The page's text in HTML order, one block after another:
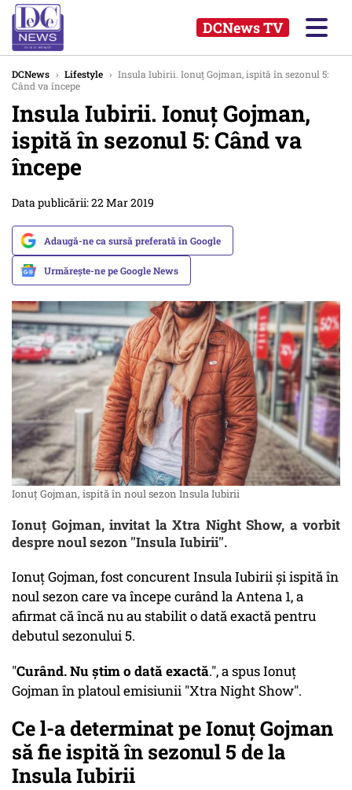
DCNews TV
DCNews › Lifestyle › Insula Iubirii. Ionuț Gojman, ispită în sezonul 5:
Când va începe
Insula Iubirii. Ionuț Gojman,
ispită în sezonul 5: Când va
începe
Data publicării: 22 Mar 2019
Adaugă-ne ca sursă preferată în Google
Urmărește-ne pe Google News
Ionuț Gojman, ispită în noul sezon Insula Iubirii
Ionuț Gojman, invitat la Xtra Night Show, a vorbit
despre noul sezon ''Insula Iubirii''.
Ionuț Gojman, fost concurent Insula Iubirii și ispită în
noul sezon care va începe curând la Antena 1, a
afirmat că încă nu au stabilit o dată exactă pentru
debutul sezonului 5.
"Curând. Nu ştim o dată exactă.", a spus Ionuț
Gojman în platoul emisiunii "Xtra Night Show".
Ce l-a determinat pe Ionuț Gojman
să fie ispită în sezonul 5 de la
Insula Iubirii